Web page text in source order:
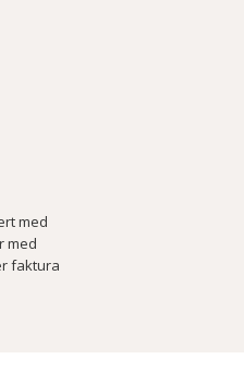
med
med
faktura